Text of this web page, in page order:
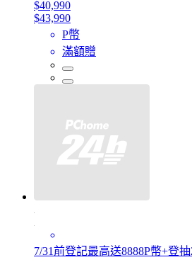
$40,990
$43,990
P幣
滿額贈
7/31前登記最高送8888P幣+登抽